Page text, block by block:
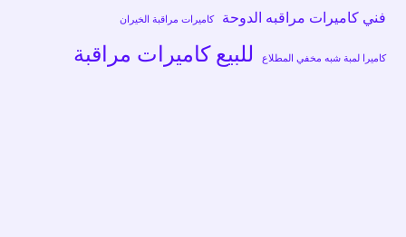
فني كاميرات مراقبه الدوحة كاميرات مراقبة الخيران
كاميرا لمبة شبه مخفي المطلاع للبيع كاميرات مراقبة